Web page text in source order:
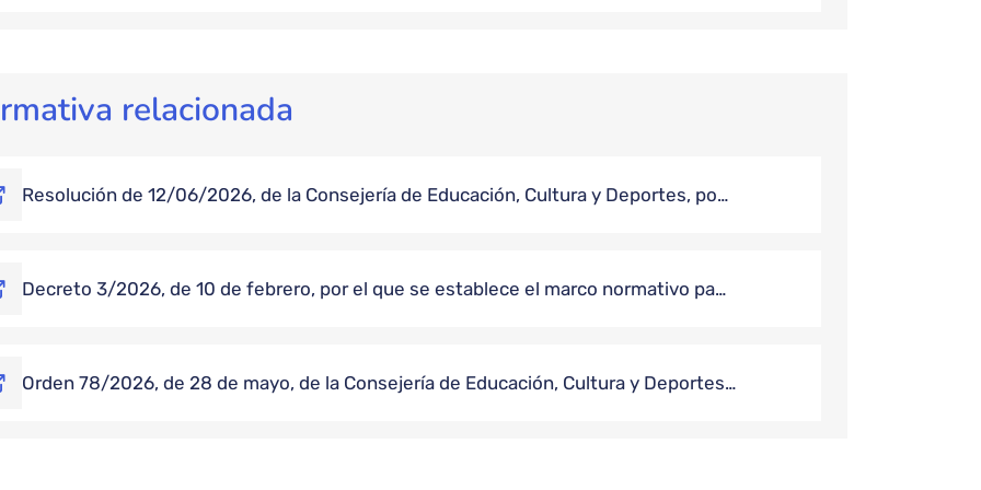
relacionada
Resolución de 12/06/2026, de la Consejería de Educación, Cultura y Deportes, po…
Decreto 3/2026, de 10 de febrero, por el que se establece el marco normativo pa…
Orden 78/2026, de 28 de mayo, de la Consejería de Educación, Cultura y Deportes…